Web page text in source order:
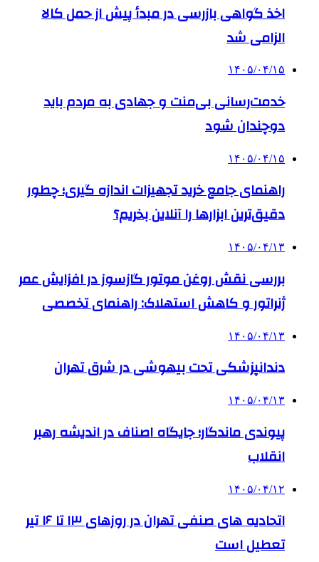
اخذ گواهی بازرسی در مبدأ پیش از حمل کالا
الزامی شد
۱۴۰۵/۰۴/۱۵
خدمت‌رسانی بی‌منت و جهادی به مردم باید
دوچندان شود
۱۴۰۵/۰۴/۱۵
راهنمای جامع خرید تجهیزات اندازه گیری؛ چطور
دقیق‌ترین ابزارها را آنلاین بخریم؟
۱۴۰۵/۰۴/۱۳
بررسی نقش روغن موتور گازسوز در افزایش عمر
ژنراتور و کاهش استهلاک: راهنمای تخصصی
۱۴۰۵/۰۴/۱۳
دندانپزشکی تحت بیهوشی در شرق تهران
۱۴۰۵/۰۴/۱۳
پیوندی ماندگار؛ جایگاه اصناف در اندیشه رهبر
انقلاب
۱۴۰۵/۰۴/۱۲
اتحادیه های صنفی تهران در روزهای ۱۳ تا ۱۶ تیر
تعطیل است